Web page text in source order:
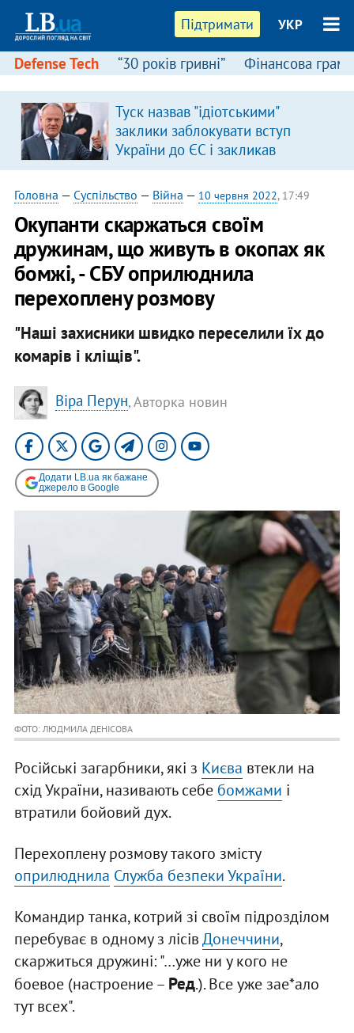
Підтримати УКР
Defense Tech “30 років гривні” Фінансова
Туск назвав "ідіотськими"
заклики заблокувати вступ
України до ЄС і закликав
припинити антиукраїнську
риторику
Головна — Суспільство — Війна — 10 червня 2022, 17:49
Окупанти скаржаться своїм
дружинам, що живуть в окопах як
бомжі, - СБУ оприлюднила
перехоплену розмову
"Наші захисники швидко переселили їх до
комарів і кліщів".
Віра Перун, Авторка новин
Додати LB.ua як бажане
джерело в Google
ФОТО: ЛЮДМИЛА ДЕНІСОВА
Російські загарбники, які з Києва втекли на
схід України, називають себе бомжами і
втратили бойовий дух.
Перехоплену розмову такого змісту
оприлюднила Служба безпеки України.
Командир танка, котрий зі своїм підрозділом
перебуває в одному з лісівДонеччини,
скаржиться дружині: "…уже ни у кого не
боевое (настроение – Ред.). Все уже зае*ало
тут всех".